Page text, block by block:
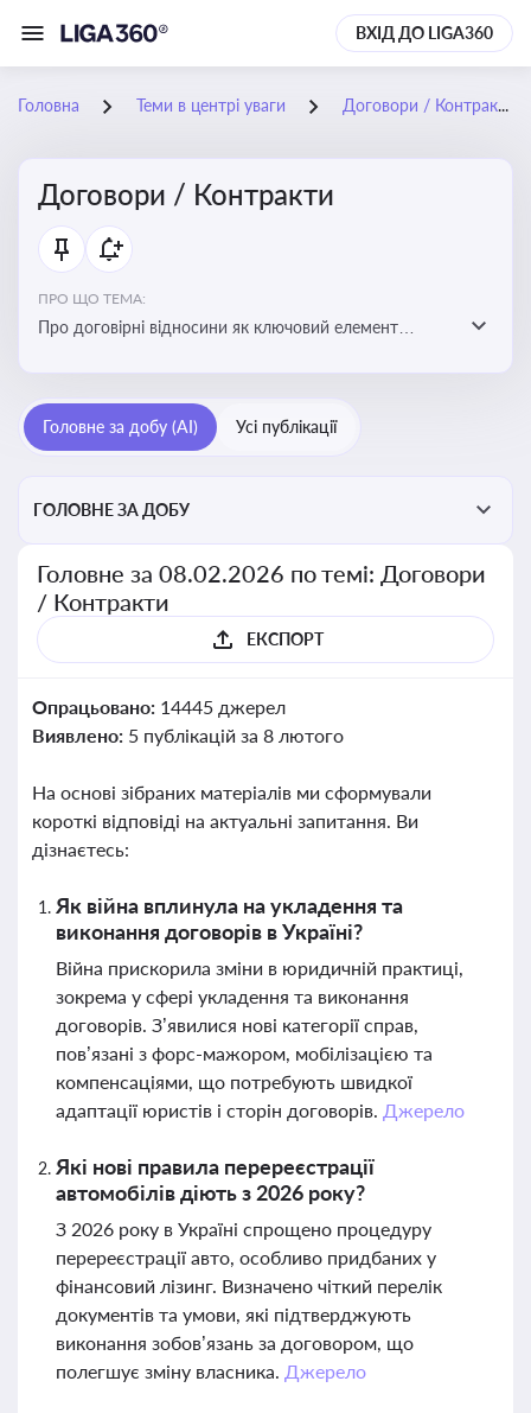
ВХІД ДО LIGA360
Головна Теми в центрі уваги Договори / Контракти
Договори / Контракти
ПРО ЩО ТЕМА:
Про договірні відносини як ключовий елемент
зобов’язань за договором та розірвання договору
Головне за добу (AI) Усі публікації
ГОЛОВНЕ ЗА ДОБУ
Головне за 08.02.2026 по темі: Договори
/ Контракти
ЕКСПОРТ
Опрацьовано: 14445 джерел
Виявлено: 5 публікацій за 8 лютого
На основі зібраних матеріалів ми сформували
короткі відповіді на актуальні запитання. Ви
дізнаєтесь:
Як війна вплинула на укладення та
виконання договорів в Україні?
Війна прискорила зміни в юридичній практиці,
зокрема у сфері укладення та виконання
договорів. З’явилися нові категорії справ,
пов’язані з форс-мажором, мобілізацією та
компенсаціями, що потребують швидкої
адаптації юристів і сторін договорів. Джерело
Які нові правила перереєстрації
автомобілів діють з 2026 року?
З 2026 року в Україні спрощено процедуру
перереєстрації авто, особливо придбаних у
фінансовий лізинг. Визначено чіткий перелік
документів та умови, які підтверджують
виконання зобов’язань за договором, що
полегшує зміну власника. Джерело